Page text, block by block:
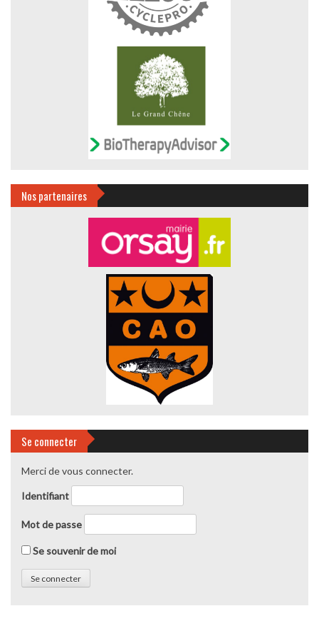
Nos partenaires
Se connecter
Merci de vous connecter.
Identifiant
Mot de passe
Se souvenir de moi